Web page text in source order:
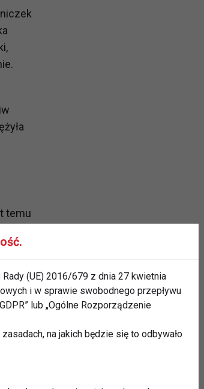
temu
że
(UE) 2016/679 z dnia 27 kwietnia
i w sprawie swobodnego przepływu
lub „Ogólne Rozporządzenie
na jakich będzie się to odbywało